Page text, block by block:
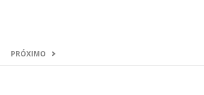
PRÓXIMO